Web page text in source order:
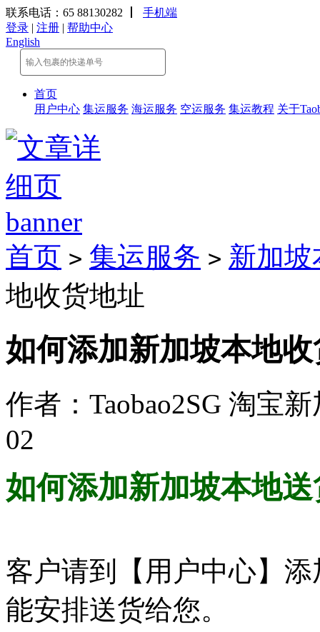
联系电话：65 88130282
手机端
登录 | 注册 | 帮助中心
English
首页
用户中心 集运服务 海运服务 空运服务 集运教程 关于
首页 > 集运服务 > 新加
地收货地址
如何添加新加坡本地
作者：Taobao2SG 淘宝
02
如何添加新加坡本地
客户请到【用户中心】
能安排送货给您。